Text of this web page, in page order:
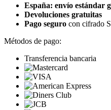
España: envío estándar
Devoluciones gratuitas
Pago seguro con cifrado
Métodos de pago:
Transferencia bancaria